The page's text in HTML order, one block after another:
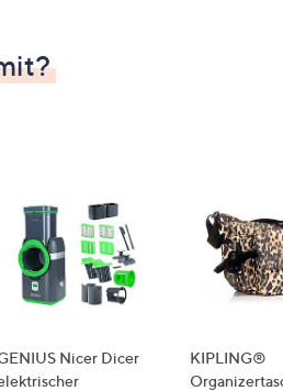
Nicer Dicer
KIPLING®